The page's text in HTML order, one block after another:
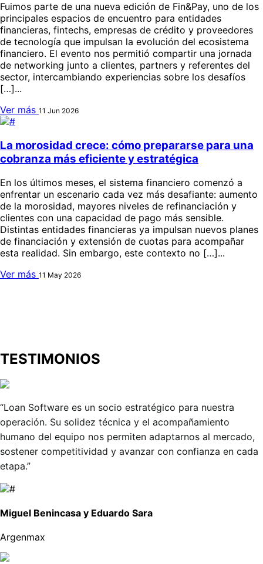
Fuimos parte de una nueva edición de Fin&Pay, uno de los
principales espacios de encuentro para entidades
financieras, fintechs, empresas de crédito y proveedores
de tecnología que impulsan la evolución del ecosistema
financiero. El evento nos permitió compartir una jornada
de networking junto a clientes, partners y referentes del
sector, intercambiando experiencias sobre los desafíos
[…]...
Ver más 11 Jun 2026
La morosidad crece: cómo prepararse para una
cobranza más eficiente y estratégica
En los últimos meses, el sistema financiero comenzó a
enfrentar un escenario cada vez más desafiante: aumento
de la morosidad, mayores niveles de refinanciación y
clientes con una capacidad de pago más sensible.
Distintas entidades financieras ya impulsan nuevos planes
de financiación y extensión de cuotas para acompañar
esta realidad. Sin embargo, este contexto no […]...
Ver más 11 May 2026
TESTIMONIOS
“Loan Software es un socio estratégico para nuestra
operación. Su solidez técnica y el acompañamiento
humano del equipo nos permiten adaptarnos al mercado,
sostener competitividad y avanzar con confianza en cada
etapa.”
Miguel Benincasa y Eduardo Sara
Argenmax